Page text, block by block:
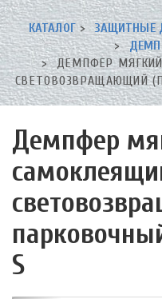
to
homepage
КАТАЛОГ
ЗАЩИТНЫЕ
ДЕМПФЕР
СВЕТОВОЗВРАЩАЮЩИЙ
Демпфер
S